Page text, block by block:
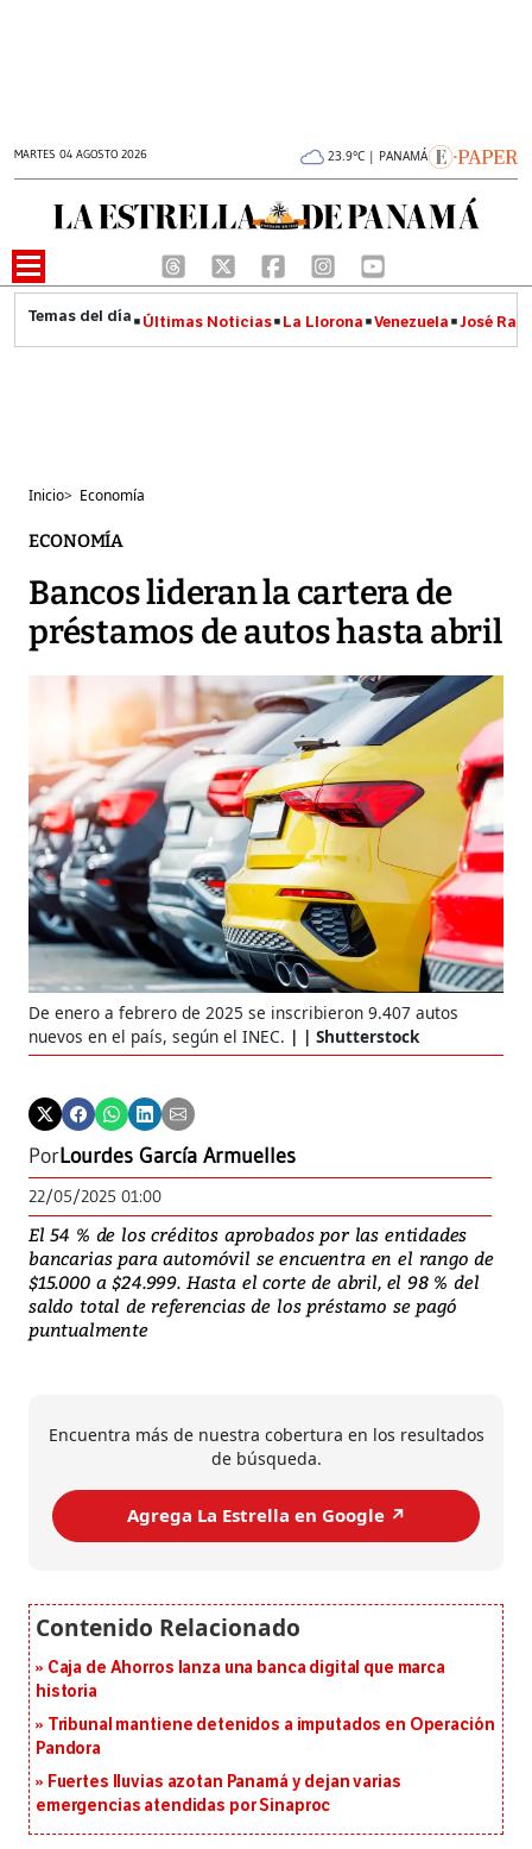
MARTES 04 AGOSTO 2026 23.9°C | PANAMÁ
Últimas Noticias La Llorona Venezuela José
Inicio> Economía
ECONOMÍA
Bancos lideran la cartera de
préstamos de autos hasta abril
De enero a febrero de 2025 se inscribieron 9.407 autos
nuevos en el país, según el INEC.
| Shutterstock
PorLourdes García Armuelles
22/05/2025 01:00
El 54 % de los créditos aprobados por las entidades
bancarias para automóvil se encuentra en el rango de
$15.000 a $24.999. Hasta el corte de abril, el 98 % del
saldo total de referencias de los préstamo se pagó
puntualmente
Encuentra más de nuestra cobertura en los resultados
de búsqueda.
Agrega La Estrella en Google ↗️
Caja de Ahorros lanza una banca digital que marca
historia
Tribunal mantiene detenidos a imputados en Operación
Pandora
Fuertes lluvias azotan Panamá y dejan varias
emergencias atendidas por Sinaproc